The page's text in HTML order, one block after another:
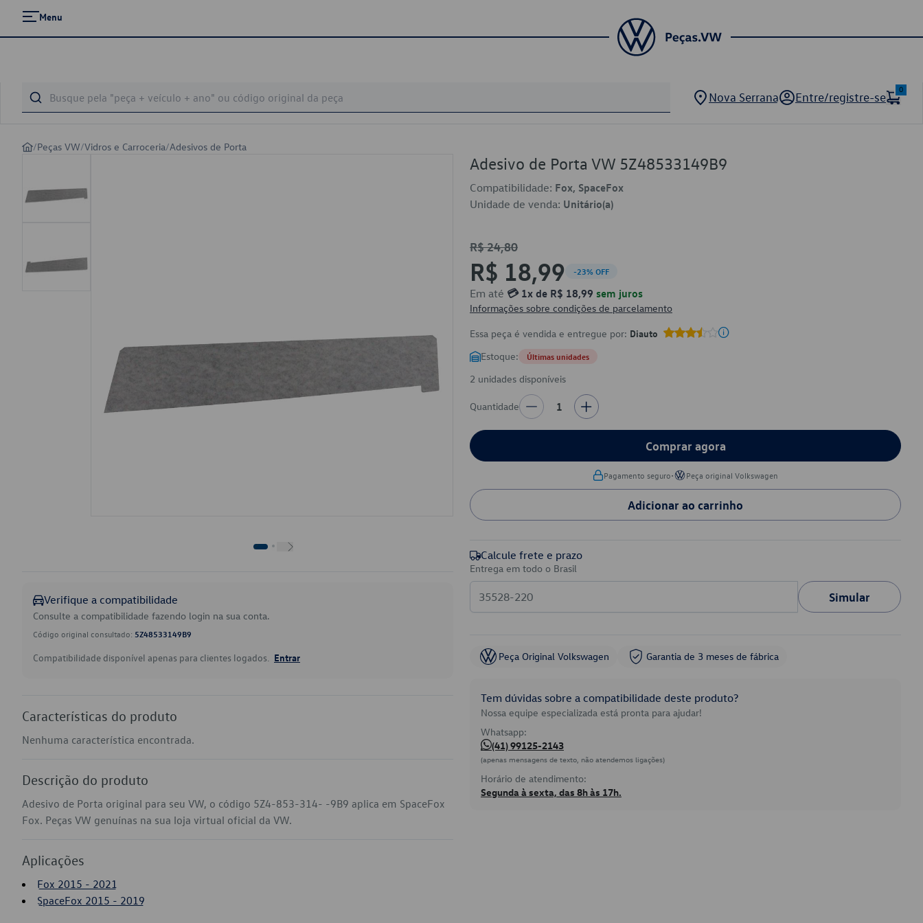
Menu
Nova Serrana Entre/registre-se
0
/Peças VW/Vidros e Carroceria/Adesivos de Porta
Verifique a compatibilidade
Consulte a compatibilidade fazendo login na sua conta.
Código original consultado: 5Z48533149B9
Compatibilidade disponível apenas para clientes logados. Entrar
Características do produto
Nenhuma característica encontrada.
Descrição do produto
Adesivo de Porta original para seu VW, o código 5Z4-853-314- -9B9 aplica em SpaceFox
Fox. Peças VW genuínas na sua loja virtual oficial da VW.
Aplicações
Fox 2015 - 2021
SpaceFox 2015 - 2019
Adesivo de Porta VW 5Z48533149B9
Compatibilidade: Fox, SpaceFox
Unidade de venda: Unitário(a)
R$ 24,80
R$ 18,99 -23% OFF
Em até 💳 1x de R$ 18,99 sem juros
Informações sobre condições de parcelamento
Essa peça é vendida e entregue por: Diauto
Estoque: Últimas unidades
2 unidades disponíveis
Quantidade 1
Comprar agora
Pagamento seguro• Peça original Volkswagen
Adicionar ao carrinho
Calcule frete e prazo
Entrega em todo o Brasil
Simular
Peça Original Volkswagen Garantia de 3 meses de fábrica
Tem dúvidas sobre a compatibilidade deste produto?
Nossa equipe especializada está pronta para ajudar!
Whatsapp:
(41) 99125-2143
(apenas mensagens de texto, não atendemos ligações)
Horário de atendimento:
Segunda à sexta, das 8h às 17h.